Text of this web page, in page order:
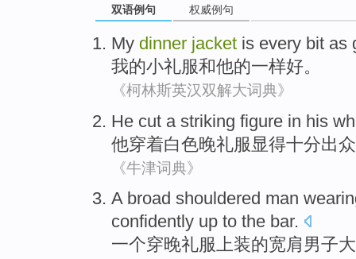
双语例句 权威例句
My dinner jacket is every bit as
我的小礼服和他的一样好。
《柯林斯英汉双解大词典》
He cut a striking figure in his
他穿着白色晚礼服显得十分出
《牛津词典》
A broad shouldered man
confidently up to the bar.
一个穿晚礼服上装的宽肩 男子